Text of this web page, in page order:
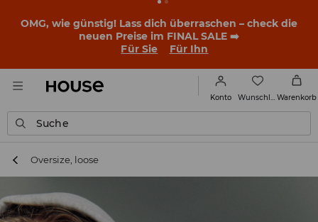
OMG, wie günstig! Lass dich überraschen – check die
neuen Preise im FINAL SALE ➡️
Für Sie
Für Ihn
Konto Warenkorb
Suche
Oversize, loose